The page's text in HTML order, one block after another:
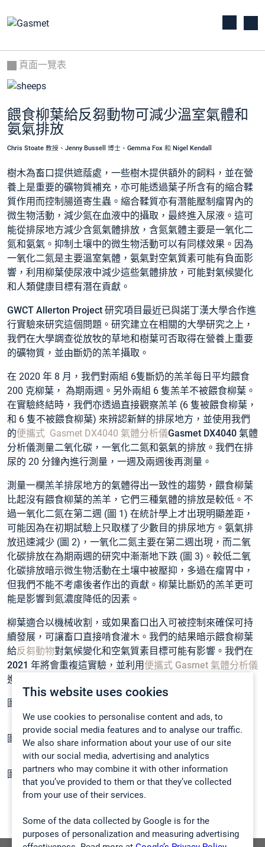
This website uses cookies
We use cookies to personalise content and ads, to
provide social media features and to analyse our traffic.
We also share information about your use of our site
with our social media, advertising and analytics
partners who may combine it with other information
that you’ve provided to them or that they’ve collected
from your use of their services.
Some of the data collected by Google is for the
purposes of personalization and measuring advertising
頁面一覽表
餵食柳葉給反芻動物可減少溫室氣體和
氨氣排放
Chris Stoate 教授、Jenny Bussell 博士、Gemma Fox 和 Nigel Kendall
樹木為畜口提供遮蔭處，一些樹木提供額外的飼料，並在營
養上是重要的礦物質補充，亦可能透過葉子所含有的縮合鞣
質作用而控制腸道寄生蟲。縮合鞣質亦有潛能壓制瘤胃內的
微生物活動，減少氮在血液中的攝取，最終進入尿液。這可
能從排尿地方減少含氮氣體排放，含氮氣體主要是一氧化二
氮和氨氣。抑制土壤中的微生物活動可以有同樣效果。因為
一氧化二氮是主要溫室氣體，氨氣對空氣質素可能有負面影
響，利用柳葉使尿液中減少這些氣體排放，可能對氣候變化
和人類健康目標有潛在貢獻。
GWCT Allerton Project 研究項目 最近已與諾丁漢大學合作進
行實驗來研究這個問題。研究建立在相關的大學研究之上，
我們在大學調查從放牧的草地和樹葉可否取得在營養上重要
的礦物質，並由斷奶的羔羊攝取。
在 2020 年 8 月，我們對兩組 6隻斷奶的羔羊每日平均餵食
200 克柳葉， 為期兩週。另外兩組 6 隻羔羊不被餵食柳葉。
在實驗終結時，我們亦透過直接觀察羔羊 (6 隻被餵食柳葉，
和 6 隻不被餵食柳葉) 來辨認新鮮的排尿地方，並使用我們
的便攜式 Gasmet DX4040 氣體分析儀Gasmet DX4040 氣體
分析儀測量二氧化碳，一氧化二氮和氨氣的排放。 我們在排
尿的 20 分鐘內進行測量，一週及兩週後再測量。
測量一欄羔羊排尿地方的氣體得出一致性的趨勢，餵食柳葉
比起沒有餵食柳葉的羔羊，它們三種氣體的排放是較低。不
過一氧化二氮在第二週 (圖 1) 在統計學上才出現明顯差距，
可能因為在初期試驗上只取樣了少數目的排尿地方。氨氣排
放迅速減少 (圖 2)，一氧化二氮主要在第二週出現，而二氧
化碳排放在為期兩週的研究中漸漸地下跌 (圖 3)。較低二氧
化碳排放暗示微生物活動在土壤中被壓抑，多過在瘤胃中，
但我們不能不考慮後者作出的貢獻。柳葉比斷奶的羔羊更可
能是影響到氮濃度降低的因素。
柳葉適合以機械收割，或如果畜口出入可被控制來確保可持
續發展，可讓畜口直接啃食灌木。我們的結果暗示餵食柳葉
給反芻動物對氣候變化和空氣質素目標可能有影響。 我們在
2021 年將會重複這實驗，並利用便攜式 Gasmet 氣體分析儀
進行更密集的取樣，更能了解這潛在的影響。
圖 1 從排尿地方 3 次取樣的平均 (+/- SE) N
圖 2 從排尿地方 3 次取樣的平均 (+/- SE) NH3流通量。
圖 3 從排尿地方 3 次取樣的平均 (+/- SE) CO 流通量。